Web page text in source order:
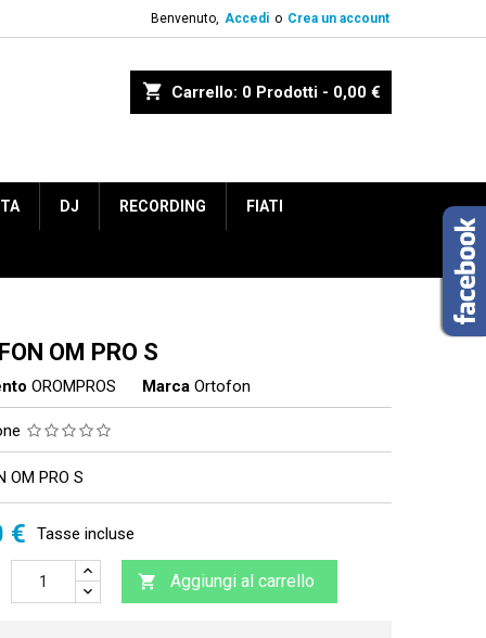
Benvenuto, Accedi o Crea un account
shopping_cart Carrello: 0 Prodotti - 0,00 €
DJ RECORDING FIATI
OM PRO S
OROMPROS Marca Ortofon
OM PRO S
€ Tasse incluse
 Aggiungi al carrello